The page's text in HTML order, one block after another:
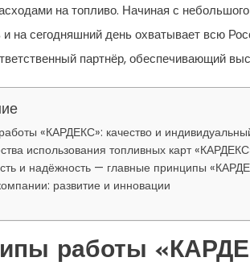
на топливо. Начиная с
и на сегодняшний день охватывает всю
партнёр, обеспечивающий
«КАРДЕКС»: качество и
использования топливных карт
и надёжность — главные принципы
развитие и инновации
работы